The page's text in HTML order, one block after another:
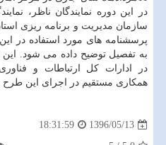
در این دوره نمایندگان ناظر،
سازمان مدیریت و برنامه ریزی
پرسشنامه های مورد استفاده در
به تفصیل توضیح داده می شود. این
در ادارات كل ارتباطات و
همكاری مستقیم در اجرای این طرح
1396/05/13
18:31:59